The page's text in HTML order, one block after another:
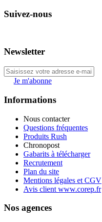
Suivez-nous
Newsletter
Je m'abonne
Informations
Nous contacter
Questions fréquentes
Produits Rush
Chronopost
Gabarits à télécharger
Recrutement
Plan du site
Mentions légales et CGV
Avis client www.corep.fr
Nos agences